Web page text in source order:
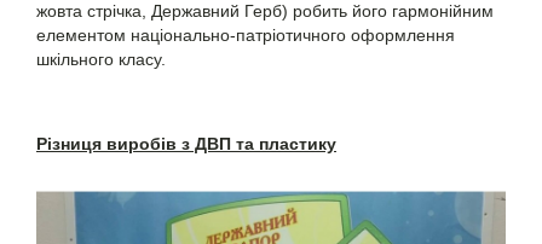
жовта стрічка, Державний Герб) робить його гармонійним
елементом національно-патріотичного оформлення
шкільного класу.
Різниця виробів з ДВП та пластику